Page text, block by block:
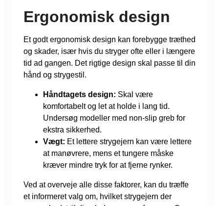
Ergonomisk design
Et godt ergonomisk design kan forebygge træthed
og skader, især hvis du stryger ofte eller i længere
tid ad gangen. Det rigtige design skal passe til din
hånd og strygestil.
Håndtagets design: Skal være
komfortabelt og let at holde i lang tid.
Undersøg modeller med non-slip greb for
ekstra sikkerhed.
Vægt: Et lettere strygejern kan være lettere
at manøvrere, mens et tungere måske
kræver mindre tryk for at fjerne rynker.
Ved at overveje alle disse faktorer, kan du træffe
et informeret valg om, hvilket strygejern der